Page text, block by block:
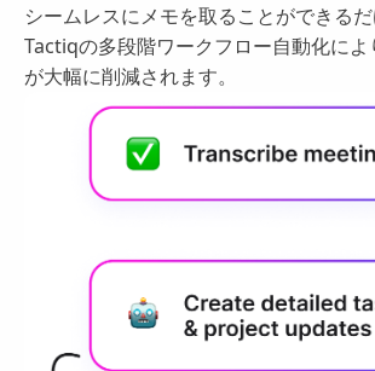
シームレスにメモを取ることができるだ
Tactiqの多段階ワークフロー自動化に
が大幅に削減されます。